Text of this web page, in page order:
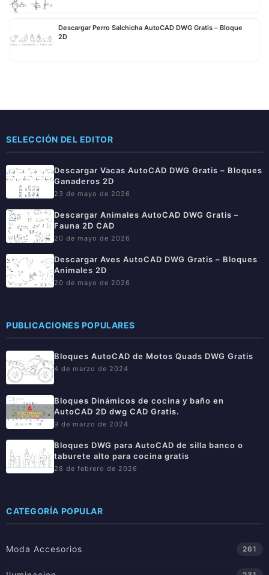
Descargar Perro Salchicha AutoCAD DWG Gratis – Bloque
2D
SELECCIÓN DEL EDITOR
Descargar Vacas AutoCAD DWG Gratis – Bloques
Ganaderos 2D
23 de mayo de 2026
Descargar Animales AutoCAD DWG Gratis –
Fauna 2D CAD
20 de mayo de 2026
Descargar Aves AutoCAD DWG Gratis – Bloques
Animales 2D
20 de mayo de 2026
PUBLICACIONES POPULARES
Bloques AutoCAD de Motos Quads DWG Gratis
4 de marzo de 2024
Bloques Dinámicos de cocina y baño en
AutoCAD 2D dwg CAD Gratis.
9 de marzo de 2024
Bloques DWG para AutoCAD de silla banco o
taburete alto para cocina gratis
28 de febrero de 2026
CATEGORÍA POPULAR
Moda Accesorios 261